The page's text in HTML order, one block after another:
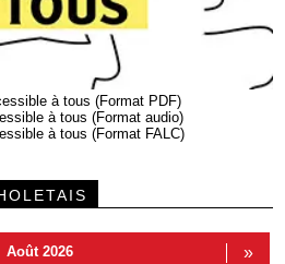
à tous (Format PDF)
à tous (Format audio)
à tous (Format FALC)
Août 2026 »